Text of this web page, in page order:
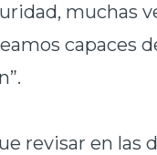
muchas
capaces
revisar en las